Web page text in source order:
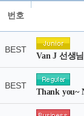
번호
BEST
Van J 선생
BEST
Thank you~